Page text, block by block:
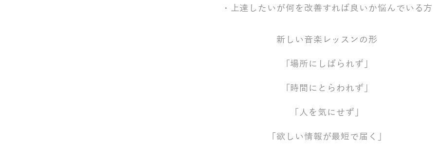
​・上達したいが何を改善すれば良いか悩んでいる方
新しい音楽レッスンの形
「場所にしばられず」
「時間にとらわれず」
「人を気にせず」
「欲しい情報が最短で届く」